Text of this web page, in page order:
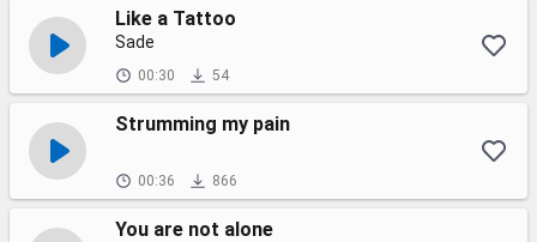
Like a Tattoo
Sade
00:30 54
Strumming my pain
00:36 866
You are not alone